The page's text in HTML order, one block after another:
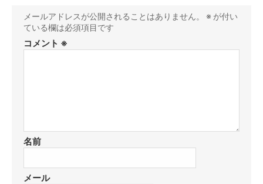
メールアドレスが公開されることはありません。 ※ が付い
ている欄は必須項目です
コメント ※
名前
メール